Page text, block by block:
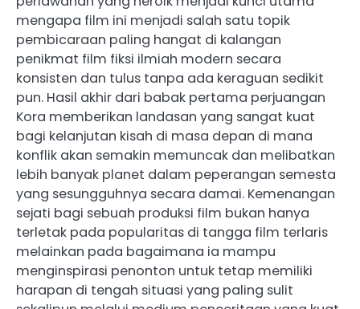
mengapa film ini menjadi salah satu topik
pembicaraan paling hangat di kalangan
penikmat film fiksi ilmiah modern secara
konsisten dan tulus tanpa ada keraguan sedikit
pun. Hasil akhir dari babak pertama perjuangan
Kora memberikan landasan yang sangat kuat
bagi kelanjutan kisah di masa depan di mana
konflik akan semakin memuncak dan melibatkan
lebih banyak planet dalam peperangan semesta
yang sesungguhnya secara damai. Kemenangan
sejati bagi sebuah produksi film bukan hanya
terletak pada popularitas di tangga film terlaris
melainkan pada bagaimana ia mampu
menginspirasi penonton untuk tetap memiliki
harapan di tengah situasi yang paling sulit